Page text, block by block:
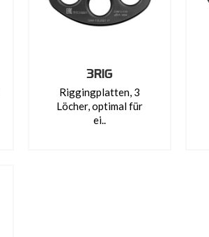
3RIG
Riggingplatten, 3
Löcher, optimal für
ei..